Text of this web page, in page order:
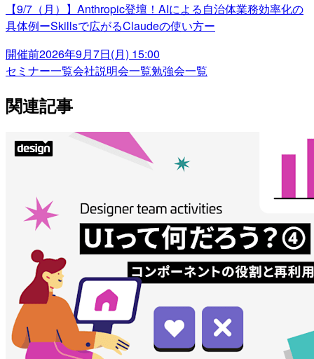
【9/7（月）】Anthropic登壇！AIによる自治体業務効率化の
具体例ーSkillsで広がるClaudeの使い方ー
開催前2026年9月7日(月) 15:00
セミナー一覧会社説明会一覧勉強会一覧
関連記事